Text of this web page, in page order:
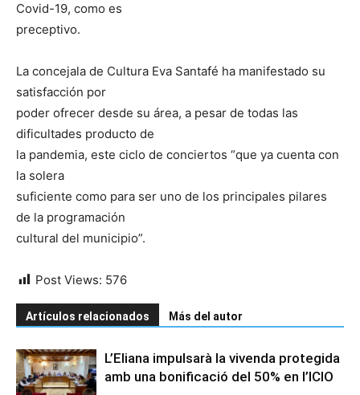
Covid-19, como es
preceptivo.
La concejala de Cultura Eva Santafé ha manifestado su
satisfacción por
poder ofrecer desde su área, a pesar de todas las
dificultades producto de
la pandemia, este ciclo de conciertos “que ya cuenta con
la solera
suficiente como para ser uno de los principales pilares
de la programación
cultural del municipio”.
Post Views: 576
Artículos relacionados Más del autor
L’Eliana impulsarà la vivenda protegida
amb una bonificació del 50% en l’ICIO